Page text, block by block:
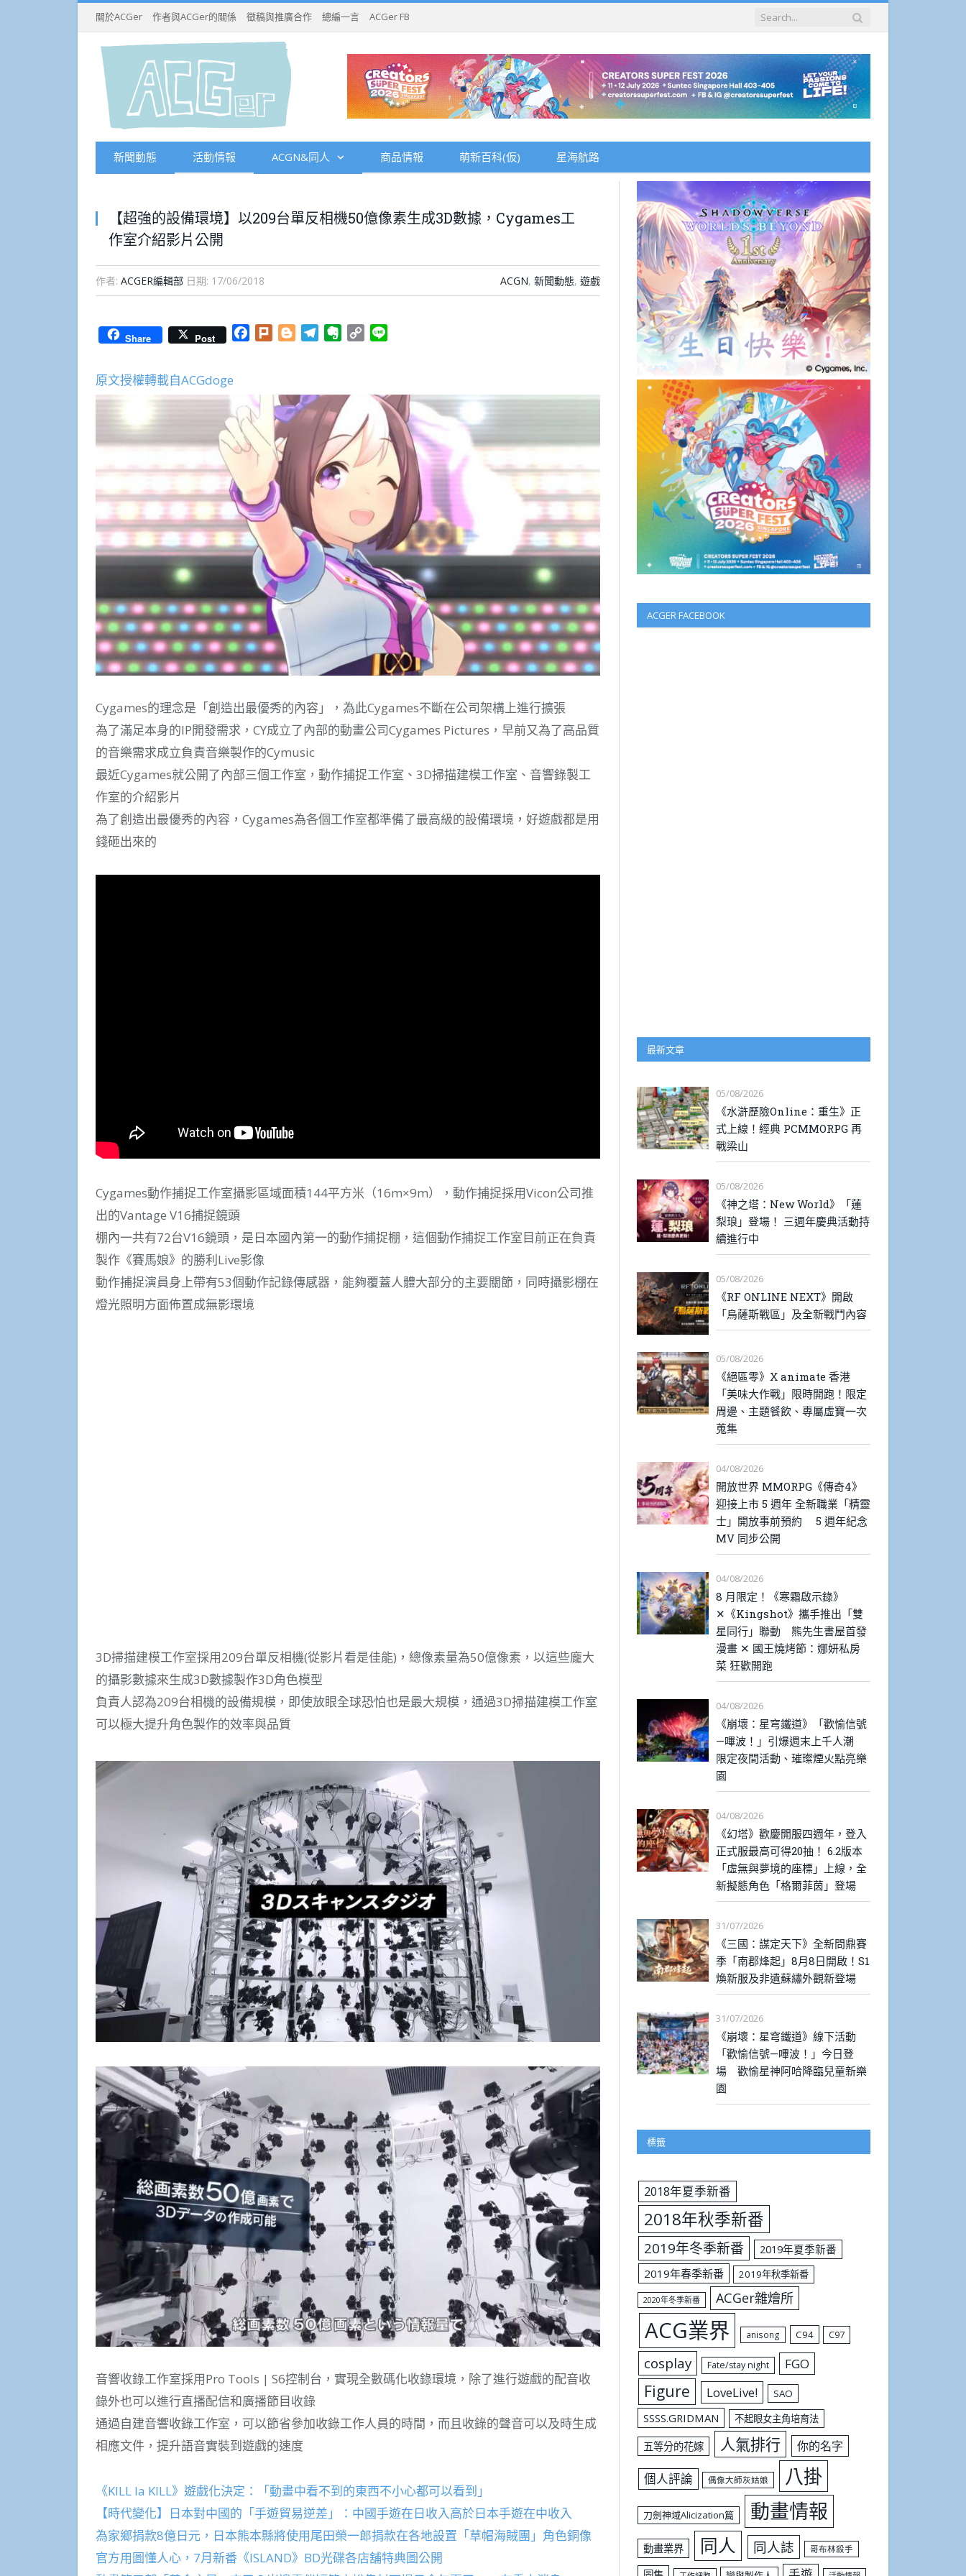
關於ACGer 作者與ACGer的關係 徵稿與推廣合作 總編一言 ACGer FB
新聞動態 活動情報 ACGN&同人 商品情報 萌新百科(仮) 星海航路
【超強的設備環境】以209台單反相機50億像素生成3D數據，Cygames工
作室介紹影片公開
作者: ACGER編輯部 日期: 17/06/2018 ACGN, 新聞動態, 遊戲
Share Post Facebook
Plurk BloggerTelegramEvernote
Copy
原文授權轉載自ACGdoge
Cygames的理念是「創造出最優秀的內容」，為此Cygames不斷在公司架構上進行擴張
為了滿足本身的IP開發需求，CY成立了內部的動畫公司Cygames Pictures，早前又為了高品質
的音樂需求成立負責音樂製作的Cymusic
最近Cygames就公開了內部三個工作室，動作捕捉工作室、3D掃描建模工作室、音響錄製工
作室的介紹影片
為了創造出最優秀的內容，Cygames為各個工作室都準備了最高級的設備環境，好遊戲都是用
錢砸出來的
Cygames動作捕捉工作室攝影區域面積144平方米（16m×9m），動作捕捉採用Vicon公司推
出的Vantage V16捕捉鏡頭
棚內一共有72台V16鏡頭，是日本國內第一的動作捕捉棚，這個動作捕捉工作室目前正在負責
製作《賽馬娘》的勝利Live影像
動作捕捉演員身上帶有53個動作記錄傳感器，能夠覆蓋人體大部分的主要關節，同時攝影棚在
燈光照明方面佈置成無影環境
3D掃描建模工作室採用209台單反相機(從影片看是佳能)，總像素量為50億像素，以這些龐大
的攝影數據來生成3D數據製作3D角色模型
負責人認為209台相機的設備規模，即使放眼全球恐怕也是最大規模，通過3D掃描建模工作室
可以極大提升角色製作的效率與品質
音響收錄工作室採用Pro Tools | S6控制台，實現全數碼化收錄環境，除了進行遊戲的配音收
錄外也可以進行直播配信和廣播節目收錄
通過自建音響收錄工作室，可以節省參加收錄工作人員的時間，而且收錄的聲音可以及時生成
相應文件，提升語音實裝到遊戲的速度
《KILL la KILL》遊戲化決定：「動畫中看不到的東西不小心都可以看到」
【時代變化】日本對中國的「手遊貿易逆差」：中國手遊在日收入高於日本手遊在中收入
為家鄉捐款8億日元，日本熊本縣將使用尾田榮一郎捐款在各地設置「草帽海賊團」角色銅像
官方用圖懂人心，7月新番《ISLAND》BD光碟各店舖特典圖公開
ACGER FACEBOOK
最新文章
05/08/2026
《水滸歷險Online：重生》正
式上線！經典 PCMMORPG 再
戰梁山
05/08/2026
《神之塔：New World》「蓮
梨琅」登場！ 三週年慶典活動持
續進行中
05/08/2026
《RF ONLINE NEXT》開啟
「烏薩斯戰區」及全新戰鬥內容
05/08/2026
《絕區零》X animate 香港
「美味大作戰」限時開跑！限定
周邊、主題餐飲、專屬虛寶一次
蒐集
04/08/2026
開放世界 MMORPG《傳奇4》
迎接上市 5 週年 全新職業「精靈
士」開放事前預約 5 週年紀念
MV 同步公開
04/08/2026
8 月限定！《寒霜啟示錄》
✕《Kingshot》攜手推出「雙
星同行」聯動 熊先生書屋首發
漫畫 ✕ 國王燒烤節：娜妍私房
菜 狂歡開跑
04/08/2026
《崩壞：星穹鐵道》「歡愉信號
—嗶波！」引爆週末上千人潮
限定夜間活動、璀璨煙火點亮樂
園
04/08/2026
《幻塔》歡慶開服四週年，登入
正式服最高可得20抽！ 6.2版本
「虛無與夢境的座標」上線，全
新擬態角色「格爾菲茵」登場
31/07/2026
《三國：謀定天下》全新問鼎賽
季「南郡烽起」8月8日開啟！S1
煥新服及非遺蘇繡外觀新登場
31/07/2026
《崩壞：星穹鐵道》線下活動
「歡愉信號—嗶波！」今日登
場 歡愉星神阿哈降臨兒童新樂
園
標籤
2018年夏季新番
2018年秋季新番
2019年冬季新番
2019年夏季新番
2019年春季新番
2019年秋季新番
2020年冬季新番 ACGer雜燴所
ACG業界 anisong C94 C97
cosplay Fate/stay night FGO
Figure LoveLive! SAO
SSSS.GRIDMAN 不起眼女主角培育法
五等分的花嫁 人氣排行 你的名字
個人評論 偶像大師灰姑娘 八掛
刀劍神域Alicization篇 動畫情報
動畫業界 同人 同人誌 哥布林殺手